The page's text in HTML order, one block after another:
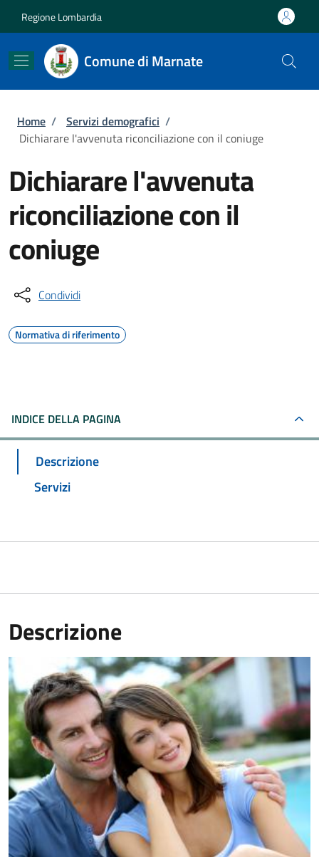
Regione Lombardia
Comune di Marnate
Briciole di pane
Home / Servizi demografici /
Dichiarare l'avvenuta riconciliazione con il coniuge
Dichiarare l'avvenuta
riconciliazione con il
coniuge
Condividi
Normativa di riferimento
INDICE DELLA PAGINA
Descrizione
Servizi
Descrizione